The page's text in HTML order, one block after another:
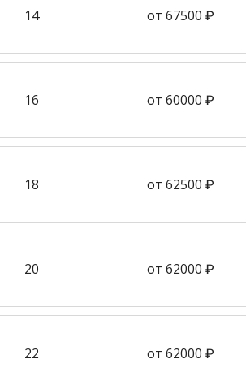
14 от 67500 ₽
16 от 60000 ₽
18 от 62500 ₽
20 от 62000 ₽
22 от 62000 ₽